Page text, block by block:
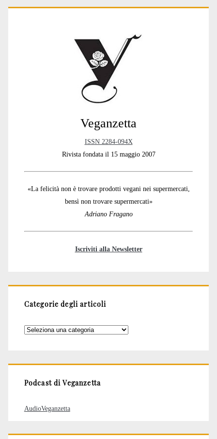
Primary
Veganzetta
ISSN 2284-094X
Rivista fondata il 15 maggio 2007
«La felicità non è trovare prodotti vegani nei supermercati,
bensì non trovare supermercati»
Adriano Fragano
Iscriviti alla Newsletter
Categorie degli articoli
Categorie
Podcast di Veganzetta
AudioVeganzetta